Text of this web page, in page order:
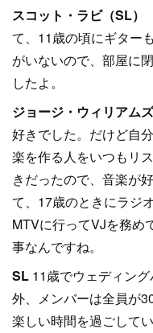
スコット・ラビ（SL）
て、11歳の頃にギター
がいないので、部屋に
したよ。
ジョージ・ウィリアム
好きでした。だけど自
楽を作る人をいつもリ
きだったので、音楽が
て、17歳のときにラジ
MTVに行ってVJを務め
事なんですね。
SL 11歳でウェディン
外、メンバーは全員が
楽しい時間を過ごして